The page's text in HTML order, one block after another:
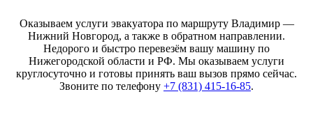
Оказываем услуги эвакуатора по маршруту Владимир —
Нижний Новгород, а также в обратном направлении.
Недорого и быстро перевезём вашу машину по
Нижегородской области и РФ. Мы оказываем услуги
круглосуточно и готовы принять ваш вызов прямо сейчас.
Звоните по телефону +7 (831) 415-16-85.